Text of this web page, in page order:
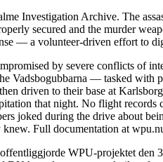
Investigation Archive. The
secured and the murder
— a volunteer-driven effort to
by severe conflicts of
Vadsbogubbarna — tasked
driven to their base at
that night. No flight records
joked during the drive about
knew. Full documentation at
WPU-projektet den